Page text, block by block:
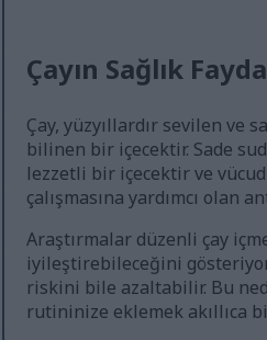
Çayın Sağlık
Çay, yüzyıllardır sevilen ve
bilinen bir içecektir. Sade
lezzetli bir içecektir ve
çalışmasına yardımcı olan
Araştırmalar düzenli çay
iyileştirebileceğini
riskini bile azaltabilir. Bu
rutininize eklemek akıllıca